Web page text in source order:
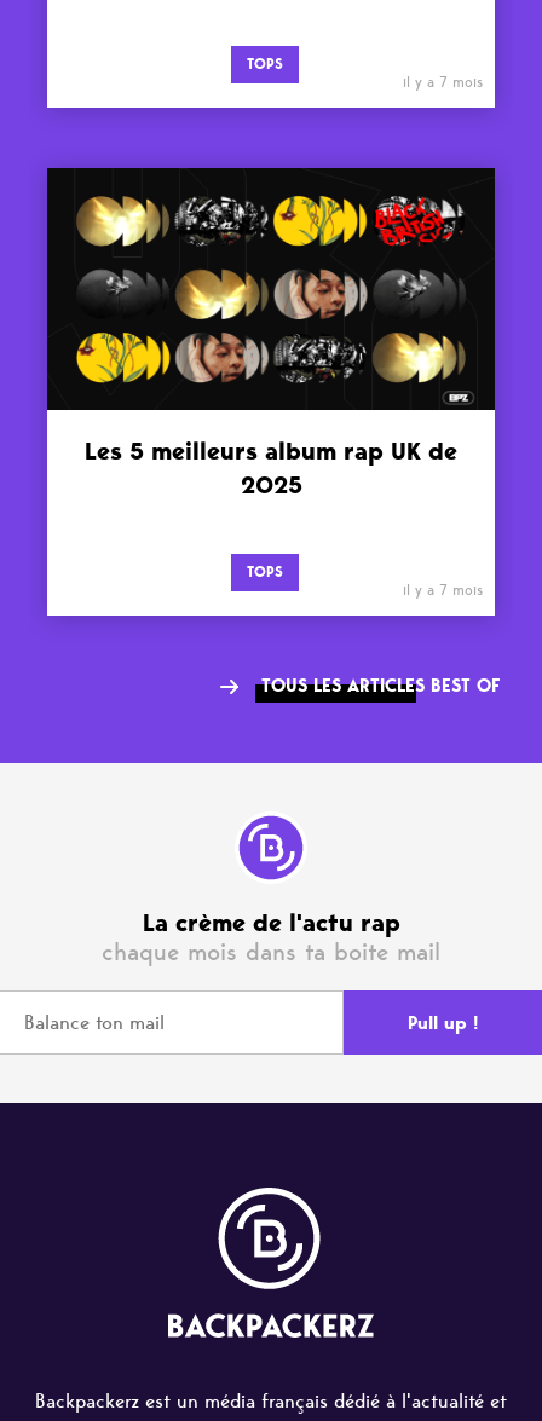
TOPS
il y a 7 mois
Les 5 meilleurs album rap UK de
2025
TOPS
il y a 7 mois
TOUS LES ARTICLES BEST OF
La crème de l'actu rap
chaque mois dans ta boite mail
Backpackerz est un média français dédié à l'actualité et